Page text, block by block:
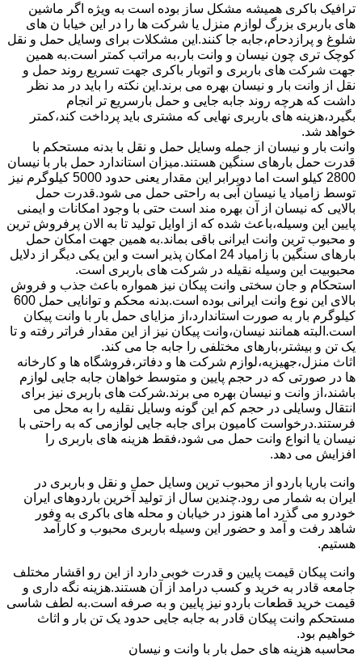
ترافیک باکری همیشه مشکل ساز بوده است به ویژه اگر ماشین
های باربری بزرگ لوازم منزل یا شرکت ها را در این خیابا ن های
شلوغ و پرازدحام،جابه جا کنند.این مشکلات برای وسایل حمل و نقل
کوچک تری چون نیسان و وانت بار،به مراتب کمتر است.به همین
جهت شرکت های باربری و اتوبار باکری جهت تسریع روند حمل و
نقل از وانت بار و نیسان بهره می برند.این نکته را باید در مد نظر
داشت که هرچه روند جابه جایی و حمل بارسریع تر انجام
بگیرد،هزینه های باربری نهایی که مشتری باید پرداخت کند،کمتر
خواهد شد.
وانت بار و نیسان از جمله وسایل حمل و نقل با بدنه مستحکم با
قدرت حمل بارهای سنگین هستند.میزان استاندارد حمل بار با نیسان
2800 کیلو است اما دوبرابر این مقدار یعنی حدود 5000 کیلوگرم نیز
توسط زامیاد یا نیسان آبی به راحتی حمل می شود.قدرت حمل
بالایی که نیسان از آن بهره مند است حتی با وجود امکانات و ایمنی
پایین این وسیله،باعث شده که از اوایل تولید تا به الان پرفروش ترین
و محبوب ترین وانت ایرانی باقی بماند.به همین جهت امکان حمل
بارهای سنگین با زامیاد 24 امکان پذیر است و این یکی دیگر از دلایل
محبوبیت این وسیله نقیله در شرکت های باربری است.
استحکام و جان سختی وانت پیکان نیز همواره باعث جذب و فروش
بالای این نوع وانت ایرانی بوده است.بدنه محکم و توانایی حمل 600
کیلوگرم بار به صورت استاندارد،از مزایای حمل بار با وانت پیکان
است.البته همانند نیسان،وانت پیکان نیز از این مقدار فراتر رفته و تا
یک تن و بیشتر،بارهای مختلفی را جابه جا می کند.
اثاث منزل،جهیزیه،لوازم شرکت ها و دفاتر،فروشگاه ها و کارخانه
ها در صورتی که در حجم پایین و متوسط خواهان جابه جایی لوازم
باشند،از وانت و نیسان بهره می برند.شرکت های باربری نیز برای
انتقال وسایلی در حجم کم این گونه وسایل نقلیه را به محل می
فرستند.درخواست کامیون برای جابه جایی لوازمی که به راحتی با
نیسان یا انواع وانت حمل می شود،فقط هزینه های باربری را
افزایش می دهد.
وانت باریا باردو از محبوب ترین وسایل حمل و نقل و باربری در
ایران به شمار می رود.چندین سال از تولید آخرین باردوهای ایران
خودرو می گذرد اما هنوز در خیابان و محله های باکری به وفور
شاهد رفت و آمد و حضور این وسیله باربری محبوب و کارآمد
هستیم.
وانت پیکان قیمت پایین و قدرت خوبی دارد از این رو اقشار مختلف
جامعه قادر به خرید و کسب درامد از آن هستند.هزینه نگه داری و
قیمت خرید قطعات باردو نیز پایین و به صرفه است.به لطف شاسی
مستحکم وانت پیکان قادر به جابه جایی حدود یک تن بار و اثاث
خواهیم بود.
محاسبه هزینه های حمل بار با وانت و نیسان